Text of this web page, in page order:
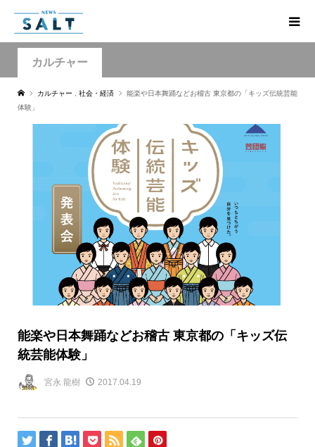
カルチャー
カルチャー 社会・経済
能楽や日本舞踊などお稽古 東京都の「キッズ伝統芸能
体験」
能楽や日本舞踊などお稽古 東京都の「キッズ伝
統芸能体験」
宮永 龍樹 2017.04.19